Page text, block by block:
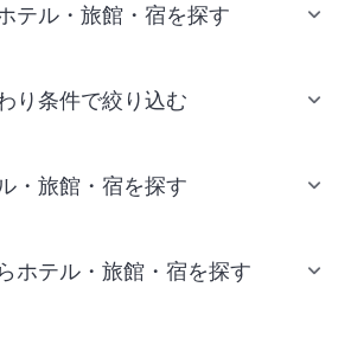
テル・旅館・宿を探す
り条件で絞り込む
・旅館・宿を探す
ホテル・旅館・宿を探す